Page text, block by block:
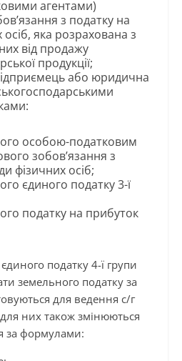
агентами)
з податку на
яка розрахована з
від продажу
продукції;
або юридична
особою-податковим
зобов’язання з
фізичних осіб;
єдиного податку 3-ї
податку на прибуток
податку 4-ї групи
земельного податку за
для ведення с/г
них також змінюються
за формулами: